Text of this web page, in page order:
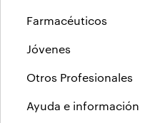
Farmacéuticos
Jóvenes
Otros Profesionales
Ayuda e información